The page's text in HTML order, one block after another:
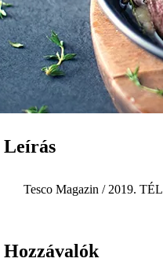
Leírás
Tesco Magazin / 2019. TÉL
Hozzávalók